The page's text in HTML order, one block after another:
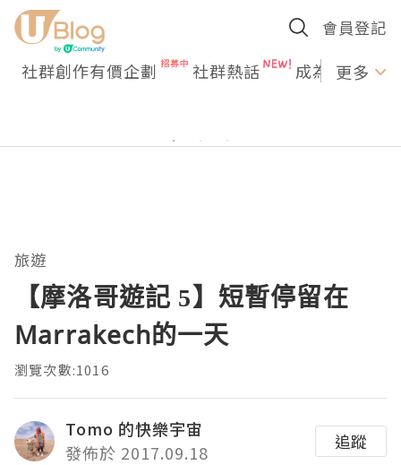
會員登記
社群創作有價企劃 社群熱話 成為U更多
旅遊
【摩洛哥遊記 5】短暫停留在
Marrakech的一天
瀏覽次數:1016
Tomo 的快樂宇宙
發佈於 2017.09.18
追蹤